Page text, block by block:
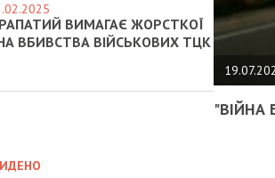
"ВІЙНА
ВИМАГАЄ ЖОРСТКОЇ
ВБИВСТВА ВІЙСЬКОВИХ ТЦК